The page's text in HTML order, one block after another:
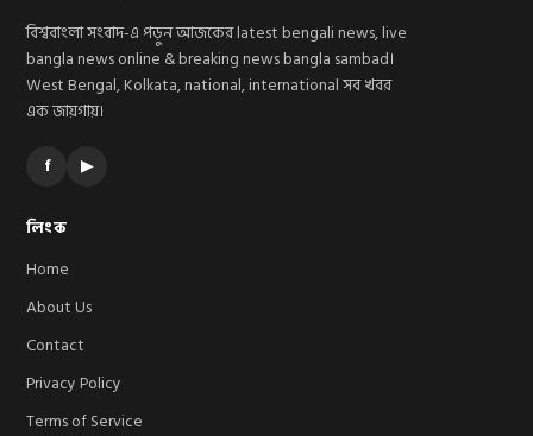
বিশ্ববাংলা সংবাদ-এ পড়ুন আজকের latest bengali news, live
bangla news online & breaking news bangla sambad।
West Bengal, Kolkata, national, international সব খবর
এক জায়গায়।
f ▶
লিংক
Home
About Us
Contact
Privacy Policy
Terms of Service